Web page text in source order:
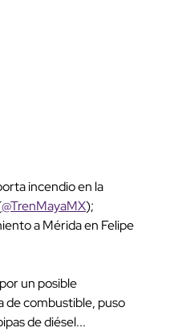
incendio en la
@TrenMayaMX);
a Mérida en Felipe
un posible
de combustible, puso
de diésel...